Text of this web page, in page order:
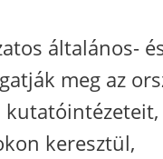
általános-
meg az
kutatóintézeteit,
keresztül,